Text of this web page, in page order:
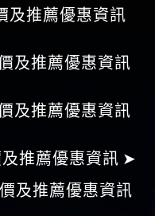
及推薦優惠資訊
及推薦優惠資訊
及推薦優惠資訊
及推薦優惠資訊 ➤
及推薦優惠資訊